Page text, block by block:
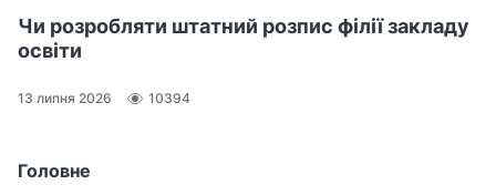
Головне
Чи розробляти штатний розпис філії закладу
освіти
13 липня 2026 10394